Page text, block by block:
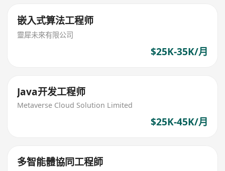
嵌入式算法工程师
靈犀未來有限公司
$25K-35K/月
Java开发工程师
Metaverse Cloud Solution Limited
$25K-45K/月
多智能體協同工程師